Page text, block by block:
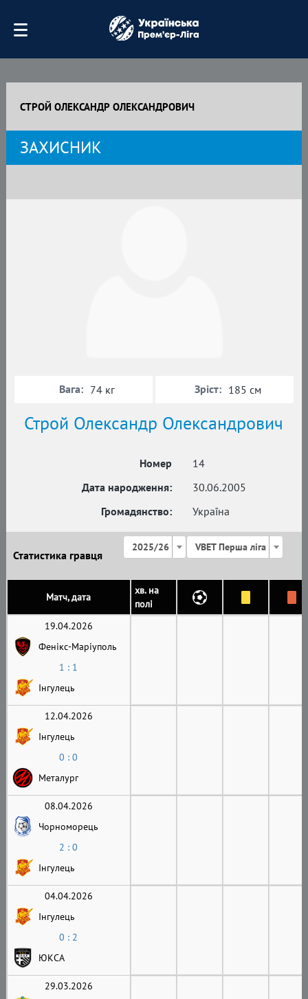
СТРОЙ ОЛЕКСАНДР ОЛЕКСАНДРОВИЧ
ЗАХИСНИК
Строй Олександр Олександрович
Номер
14
Дата народження:
30.06.2005
Громадянство:
Україна
Вага: 74 кг Зріст: 185 см
Статистика гравця
2025/26 VBET Перша ліга
Матч, дата
хв. на
полі
19.04.2026
Фенікс-Маріуполь
1 : 1
Інгулець
12.04.2026
Інгулець
0 : 0
Металург
08.04.2026
Чорноморець
2 : 0
Інгулець
04.04.2026
Інгулець
0 : 2
ЮКСА
29.03.2026